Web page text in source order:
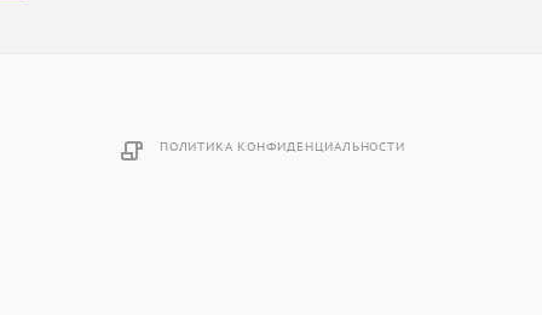
ПОЛИТИКА КОНФИДЕНЦИАЛЬНОСТИ